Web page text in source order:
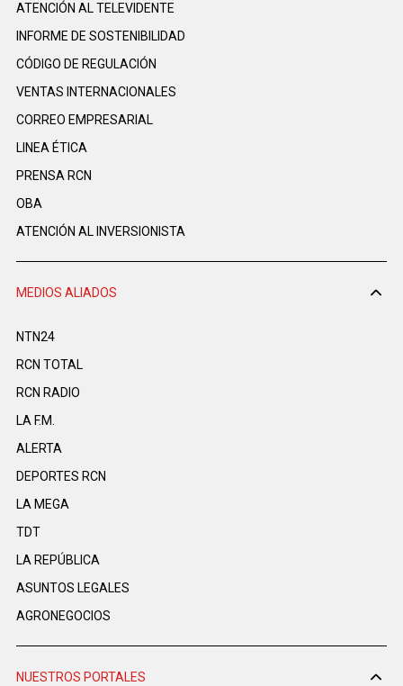
ATENCIÓN AL TELEVIDENTE
INFORME DE SOSTENIBILIDAD
CÓDIGO DE REGULACIÓN
VENTAS INTERNACIONALES
CORREO EMPRESARIAL
LINEA ÉTICA
PRENSA RCN
OBA
ATENCIÓN AL INVERSIONISTA
MEDIOS ALIADOS
NTN24
RCN TOTAL
RCN RADIO
LA F.M.
ALERTA
DEPORTES RCN
LA MEGA
TDT
LA REPÚBLICA
ASUNTOS LEGALES
AGRONEGOCIOS
NUESTROS PORTALES